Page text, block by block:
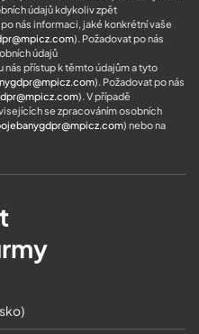
údajů kdykoliv zpět
nás informaci, jaké konkrétní vaše
). Požadovat po nás
údajů
nás přístup k těmto údajům a tyto
). Požadovat po nás
). V případě
se zpracováním osobních
) nebo na